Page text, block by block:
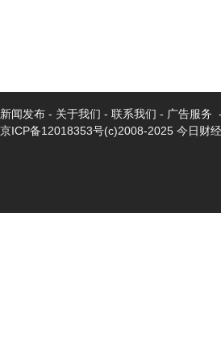
新闻发布 - 关于我们 - 联系我们 - 广告服务 -
京ICP备12018353号(c)2008-2025 今日财